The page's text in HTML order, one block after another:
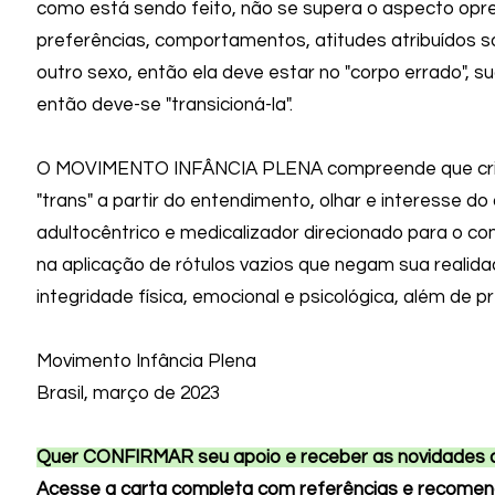
como está sendo feito, não se supera o aspecto
preferências, comportamentos, atitudes atribuídos
outro sexo, então ela deve estar no "corpo errado",
então deve-se "transicioná-la".
O MOVIMENTO INFÂNCIA PLENA compreende que
"trans" a partir do entendimento, olhar e interesse
adultocêntrico e medicalizador direcionado para o
na aplicação de rótulos vazios que negam sua
integridade física, emocional e psicológica, além de
Movimento Infância Plena
Brasil, março de 2023
Quer CONFIRMAR seu apoio e receber as
Acesse a carta completa com referências e